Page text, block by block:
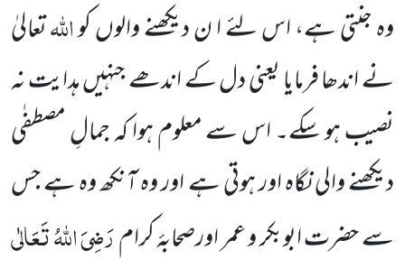
وہ جنتی ہے، اس لئے ا ن دیکھنے والوں کواللہتعالیٰ
نے اندھا فرمایا یعنی دل کے اندھے جنہیں ہدایت نہ
نصیب ہو سکے۔ اس سے معلوم ہوا کہ جمالِ مصطفٰی
دیکھنے والی نگاہ اور ہوتی ہے اور وہ آنکھ وہ ہے جس
سے حضرت ابوبکر و عمر اورصحابۂ کرامرَضِیَ اللہُ تَعَالٰی